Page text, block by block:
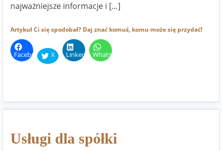
najważniejsze informacje i […]
Artykuł Ci się spodobał? Daj znać komuś, komu może się przydać!
Facebook X LinkedInWhatsApp
Usługi dla spółki